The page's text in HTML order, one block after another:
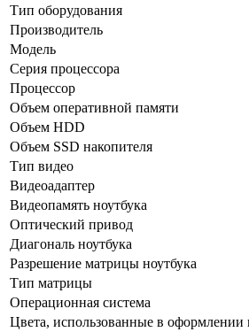
Тип оборудования
Производитель
Модель
Серия процессора
Процессор
Объем оперативной памяти
Объем HDD
Объем SSD накопителя
Тип видео
Видеоадаптер
Видеопамять ноутбука
Оптический привод
Диагональ ноутбука
Разрешение матрицы ноутбука
Тип матрицы
Операционная система
Цвета, использованные в оформлении